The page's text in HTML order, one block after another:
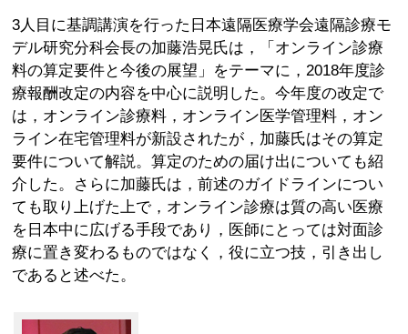
3人目に基調講演を行った日本遠隔医療学会遠隔診療モ
デル研究分科会長の加藤浩晃氏は，「オンライン診療
料の算定要件と今後の展望」をテーマに，2018年度診
療報酬改定の内容を中心に説明した。今年度の改定で
は，オンライン診療料，オンライン医学管理料，オン
ライン在宅管理料が新設されたが，加藤氏はその算定
要件について解説。算定のための届け出についても紹
介した。さらに加藤氏は，前述のガイドラインについ
ても取り上げた上で，オンライン診療は質の高い医療
を日本中に広げる手段であり，医師にとっては対面診
療に置き変わるものではなく，役に立つ技，引き出し
であると述べた。